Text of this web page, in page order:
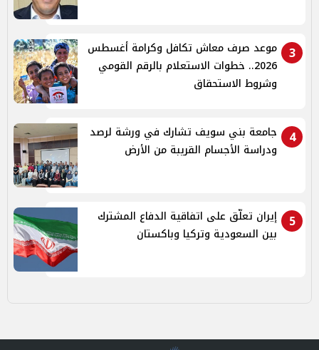
3
موعد صرف معاش تكافل وكرامة أغسطس
2026.. خطوات الاستعلام بالرقم القومي
وشروط الاستحقاق
4
جامعة بني سويف تشارك في ورشة لرصد
ودراسة الأجسام القريبة من الأرض
5
إيران تعلّق على اتفاقية الدفاع المشترك
بين السعودية وتركيا وباكستان